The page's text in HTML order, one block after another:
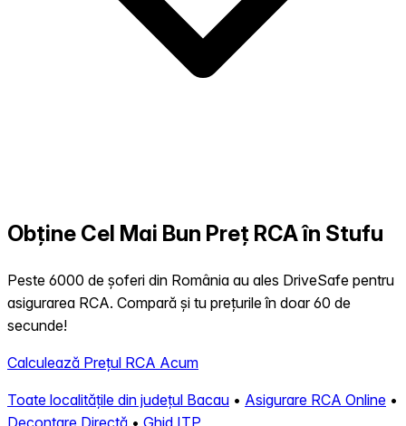
Obține Cel Mai Bun Preț RCA în Stufu
Peste 6000 de șoferi din România au ales DriveSafe pentru
asigurarea RCA. Compară și tu prețurile în doar 60 de
secunde!
Calculează Prețul RCA Acum
Toate localitățile din județul Bacau • Asigurare RCA Online •